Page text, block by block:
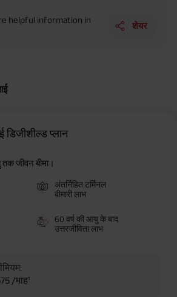
helpful information in
शेयर
प्लान
तक जीवन बीमा।
अंतर्निहित टर्मिनल
बीमारी लाभ
60 वर्ष की आयु के बाद
उत्तरजीविता लाभ
/माह¹